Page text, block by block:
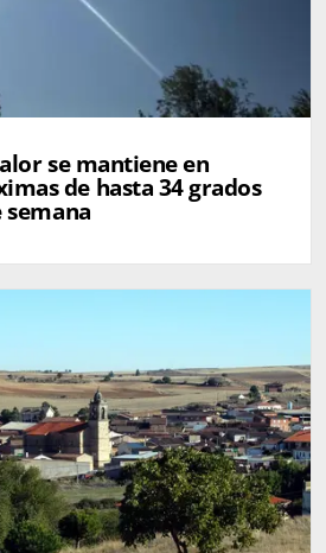
se mantiene en
de hasta 34 grados